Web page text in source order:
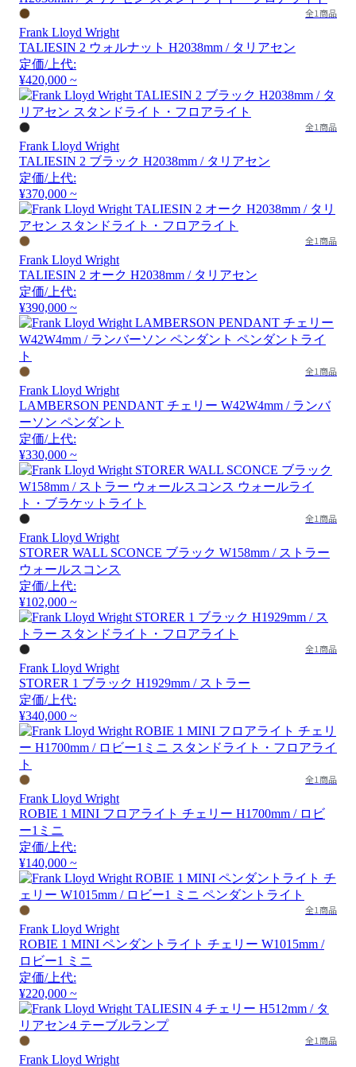
全1商品
Frank Lloyd Wright
TALIESIN 2 ウォルナット H2038mm / タリアセン
定価/上代:
¥420,000 ~
全1商品
Frank Lloyd Wright
TALIESIN 2 ブラック H2038mm / タリアセン
定価/上代:
¥370,000 ~
全1商品
Frank Lloyd Wright
TALIESIN 2 オーク H2038mm / タリアセン
定価/上代:
¥390,000 ~
全1商品
Frank Lloyd Wright
LAMBERSON PENDANT チェリー W42W4mm / ランバ
ーソン ペンダント
定価/上代:
¥330,000 ~
全1商品
Frank Lloyd Wright
STORER WALL SCONCE ブラック W158mm / ストラー
ウォールスコンス
定価/上代:
¥102,000 ~
全1商品
Frank Lloyd Wright
STORER 1 ブラック H1929mm / ストラー
定価/上代:
¥340,000 ~
全1商品
Frank Lloyd Wright
ROBIE 1 MINI フロアライト チェリー H1700mm / ロビ
ー1ミニ
定価/上代:
¥140,000 ~
全1商品
Frank Lloyd Wright
ROBIE 1 MINI ペンダントライト チェリー W1015mm /
ロビー1 ミニ
定価/上代:
¥220,000 ~
全1商品
Frank Lloyd Wright